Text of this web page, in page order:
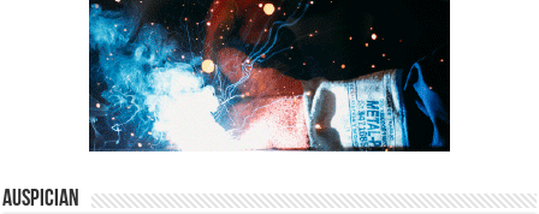
Auspician